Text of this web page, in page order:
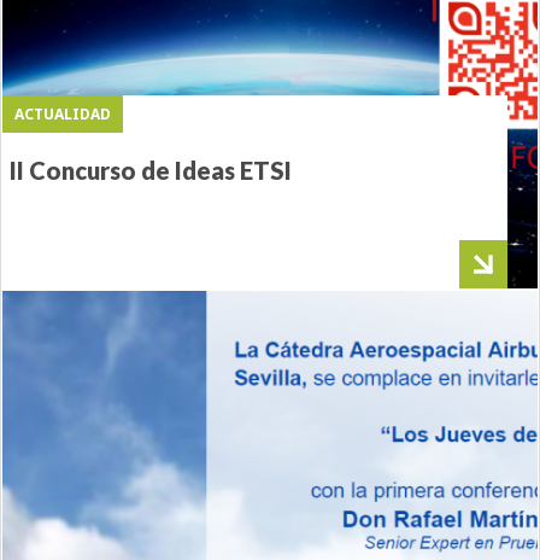
ACTUALIDAD
II Concurso de Ideas ETSI